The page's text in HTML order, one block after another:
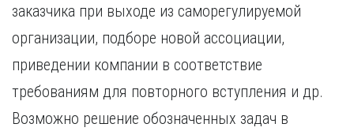
заказчика при выходе из саморегулируемой
организации, подборе новой ассоциации,
приведении компании в соответствие
требованиям для повторного вступления и др.
Возможно решение обозначенных задач в